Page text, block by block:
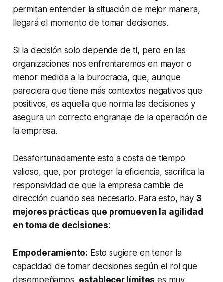
permitan entender la situación de mejor manera,
llegará el momento de tomar decisiones.
Si la decisión solo depende de ti, pero en las
organizaciones nos enfrentaremos en mayor o
menor medida a la burocracia, que, aunque
pareciera que tiene más contextos negativos que
positivos, es aquella que norma las decisiones y
asegura un correcto engranaje de la operación de
la empresa.
Desafortunadamente esto a costa de tiempo
valioso, que, por proteger la eficiencia, sacrifica la
responsividad de que la empresa cambie de
dirección cuando sea necesario. Para esto, hay 3
mejores prácticas que promueven la agilidad
en toma de decisiones:
Empoderamiento: Esto sugiere en tener la
capacidad de tomar decisiones según el rol que
desempeñamos, establecer límites es muy